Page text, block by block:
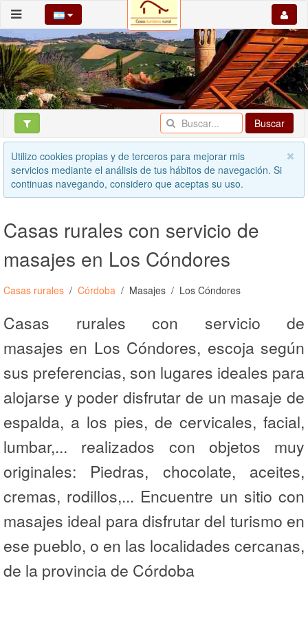
Buscar
Utilizo cookies propias y de terceros para mejorar mis
servicios mediante el análisis de tus hábitos de navegación. Si
continuas navegando, considero que aceptas su uso.
Casas rurales con servicio de
masajes en Los Cóndores
Casas rurales Córdoba Masajes Los Cóndores
Casas rurales con servicio de
masajes en Los Cóndores, escoja según
sus preferencias, son lugares ideales para
alojarse y poder disfrutar de un masaje de
espalda, a los pies, de cervicales, facial,
lumbar,... realizados con objetos muy
originales: Piedras, chocolate, aceites,
cremas, rodillos,... Encuentre un sitio con
masajes ideal para disfrutar del turismo en
ese pueblo, o en las localidades cercanas,
de la provincia de Córdoba